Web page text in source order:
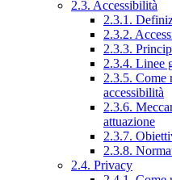
2.3. Accessibilità
2.3.1.
2.3.2.
2.3.3.
2.3.4. Linee
2.3.5. Come
accessibilità
2.3.6.
attuazione
2.3.7.
2.3.8.
2.4. Privacy